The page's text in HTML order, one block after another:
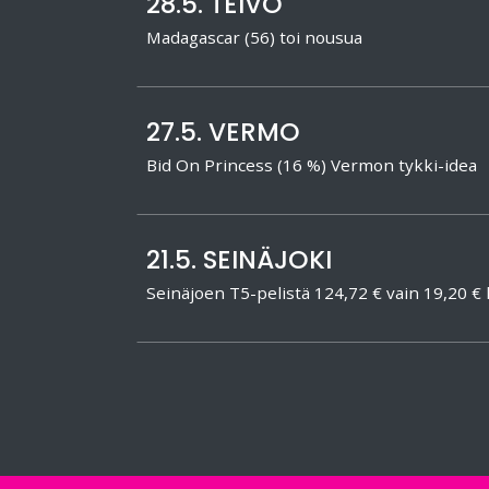
Madagascar (56) toi nousua
27.5. VERMO
Bid On Princess (16 %) Vermon tykki-idea
21.5. SEINÄJOKI
Seinäjoen T5-pelistä 124,72 € vain 19,20 €